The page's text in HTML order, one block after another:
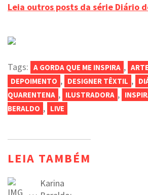
Leia outros posts da série Diário
Tags: A GORDA QUE ME INSPIRA , ARTE
DEPOIMENTO , DESIGNER TÊXTIL ,
QUARENTENA , ILUSTRADORA ,
BERALDO , LIVE
LEIA TAMBÉM
Karina